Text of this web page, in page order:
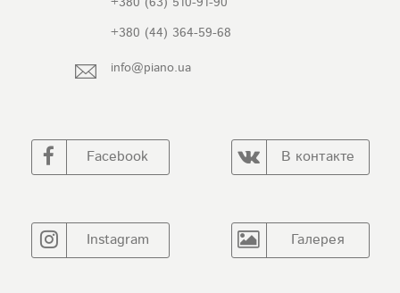
+380 (63) 510-91-90
+380 (44) 364-59-68
info@piano.ua
Facebook В контакте
Instagram Галерея